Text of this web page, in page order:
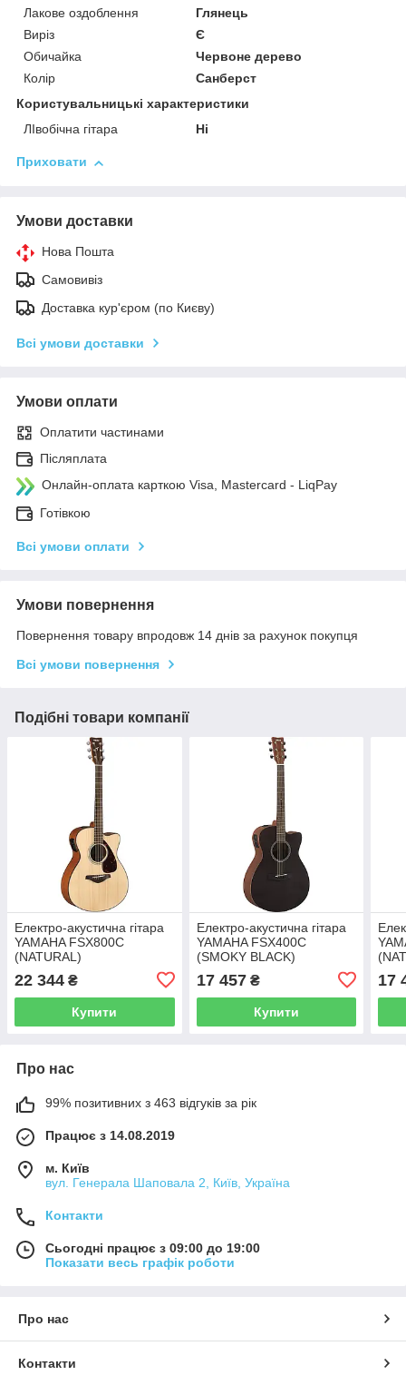
Лакове оздоблення
Глянець
Виріз
Є
Обичайка
Червоне дерево
Колір
Санберст
Користувальницькі характеристики
ЛІвобічна гітара
Ні
Приховати
Умови доставки
Нова Пошта
Самовивіз
Доставка кур'єром (по Києву)
Всі умови доставки
Умови оплати
Оплатити частинами
Післяплата
Онлайн-оплата карткою Visa, Mastercard - LiqPay
Готівкою
Всі умови оплати
Умови повернення
Повернення товару впродовж 14 днів за рахунок покупця
Всі умови повернення
Подібні товари компанії
Електро-акустична гітара
YAMAHA FSX800C
(NATURAL)
22 344 ₴
Купити
Електро-акустична гітара
YAMAHA FSX400C
(SMOKY BLACK)
17 457₴
Купити
17
Про нас
99% позитивних з 463 відгуків за рік
Працює з 14.08.2019
м. Київ
вул. Генерала Шаповала 2, Київ, Україна
Контакти
Сьогодні працює з 09:00 до 19:00
Показати весь графік роботи
Про нас
Контакти